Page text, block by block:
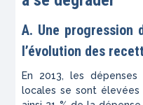
A. Une progression
l’évolution des
En 2013, les
locales se sont